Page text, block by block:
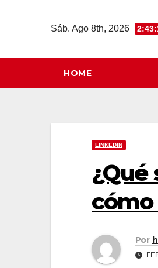
Sáb. Ago 8th, 2026
HOME
LINKEDIN
¿Qué
cómo
Por